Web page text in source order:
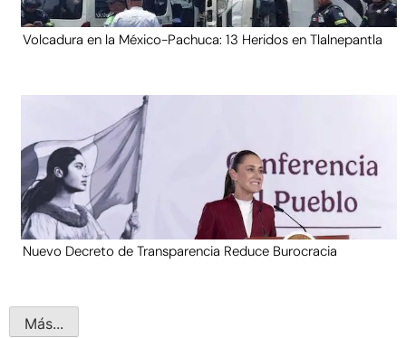
Volcadura en la México-Pachuca: 13 Heridos en Tlalnepantla
Nuevo Decreto de Transparencia Reduce Burocracia
Más...